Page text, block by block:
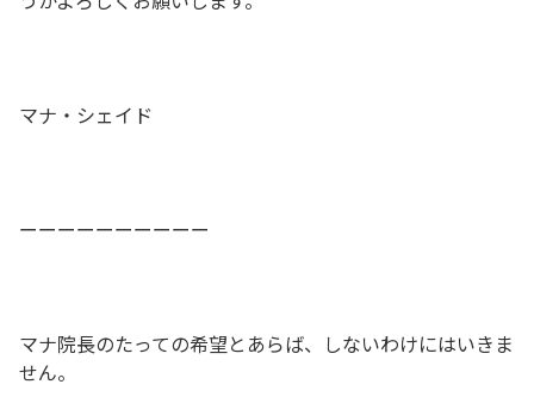
マナ・シェイド
ーーーーーーーーーー
マナ院長のたっての希望とあらば、しないわけにはいきま
せん。